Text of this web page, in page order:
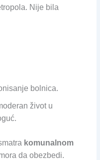
Nije bila
bolnica.
život u
komunalnom
da obezbedi.